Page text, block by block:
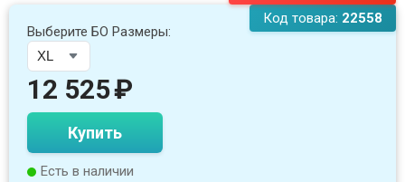
Код товара: 22558
Выберите БО Размеры:
12 525₽
Купить
Есть в наличии